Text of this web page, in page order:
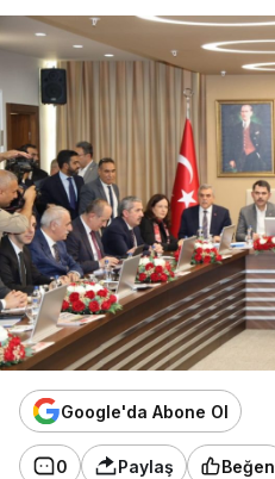
Google'da Abone Ol
0 Paylaş Beğen